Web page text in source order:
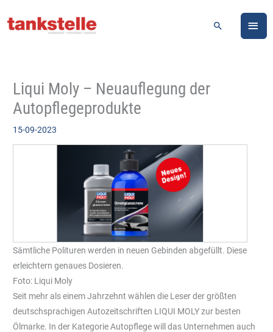
Inhalt
Suchen
Liqui Moly – Neuauflegung der
Autopflegeprodukte
15-09-2023
Sämtliche Polituren werden in neuen Gebinden abgefüllt. Diese
erleichtern genaues Dosieren.
Foto: Liqui Moly
Seit mehr als einem Jahrzehnt wählen die Leser der größten
deutschsprachigen Autozeitschriften LIQUI MOLY zur besten
Ölmarke. In der Kategorie Autopflege will das Unternehmen auch